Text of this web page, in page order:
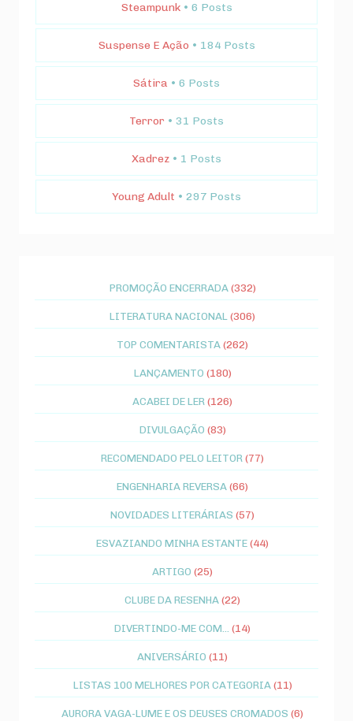
Steampunk • 6 Posts
Suspense E Ação • 184 Posts
Sátira • 6 Posts
Terror • 31 Posts
Xadrez • 1 Posts
Young Adult • 297 Posts
PROMOÇÃO ENCERRADA (332)
LITERATURA NACIONAL(306)
TOP COMENTARISTA(262)
LANÇAMENTO (180)
ACABEI DE LER(126)
DIVULGAÇÃO (83)
RECOMENDADO PELO LEITOR(77)
ENGENHARIA REVERSA(66)
NOVIDADES LITERÁRIAS (57)
ESVAZIANDO MINHA ESTANTE(44)
ARTIGO (25)
CLUBE DA RESENHA(22)
DIVERTINDO-ME COM... (14)
ANIVERSÁRIO (11)
LISTAS 100 MELHORES POR CATEGORIA (11)
AURORA VAGA-LUME E OS DEUSES CROMADOS (6)